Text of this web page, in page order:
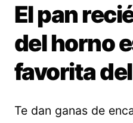
El pan
del horno
favorita
Te dan ganas de